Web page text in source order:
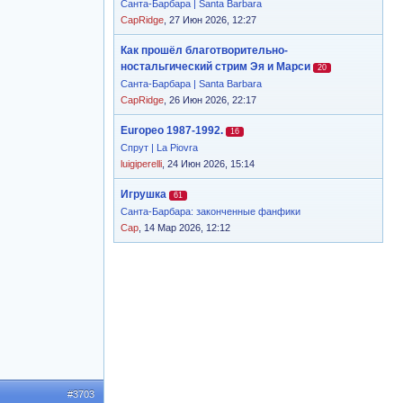
Санта-Барбара | Santa Barbara
CapRidge , 27 Июн 2026, 12:27
Как прошёл благотворительно-
ностальгический стрим Эя и Марси
20
Санта-Барбара | Santa Barbara
CapRidge , 26 Июн 2026, 22:17
Europeo 1987-1992. 16
Спрут | La Piovra
luigiperelli , 24 Июн 2026, 15:14
Игрушка 61
Санта-Барбара: законченные фанфики
Cap , 14 Мар 2026, 12:12
#3703